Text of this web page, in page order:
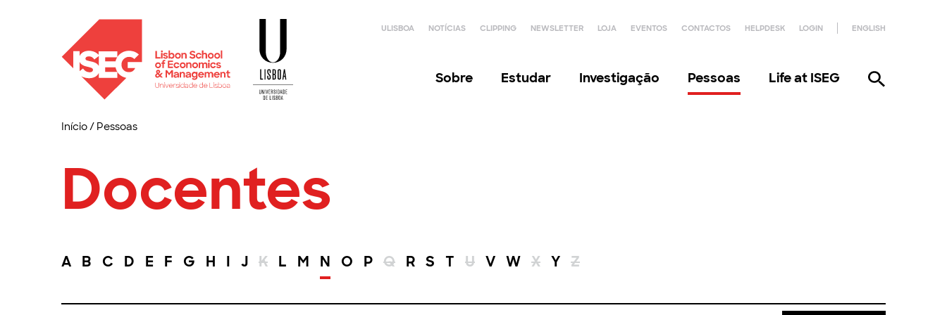
ULISBOA NOTÍCIAS CLIPPING NEWSLETTER LOJA EVENTOS CONTACTOS HELPDESK LOGIN ENGLISH
Sobre Estudar Investigação Pessoas Life at ISEG
Início/ Pessoas
Docentes
A B C D E F G H I J K L M N O P Q R S T U V W X Y Z